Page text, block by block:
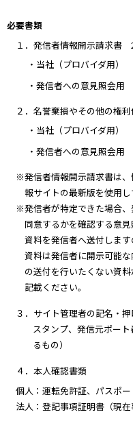
必要書類
１．発信者情報開示請求書
・当社（プロバイダ用）
・発信者への意見照会用
２．名誉棄損やその他の権
・当社（プロバイダ用）
・発信者への意見照会用
※発信者情報開示請求書は
報サイトの最新版を使用し
※発信者が特定できた場合
同意するかを確認する意
資料を発信者へ送付しま
資料は発信者に開示可能
の送付を行いたくない資
記載ください。
３．サイト管理者の記名・
スタンプ、発信元ポー
るもの）
４．本人確認書類
個人：運転免許証、パスポ
法人：登記事項証明書（現